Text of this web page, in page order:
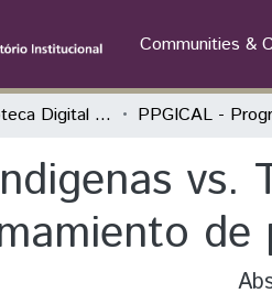
Communities &
UNILA | Biblioteca Digital de Dissertações e Teses
vs.